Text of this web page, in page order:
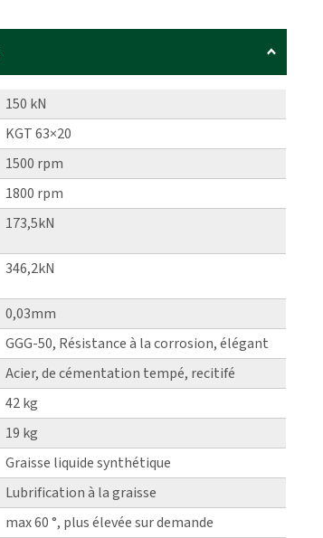
150 kN
KGT 63×20
1500 rpm
1800 rpm
173,5kN
346,2kN
0,03mm
GGG-50, Résistance à la corrosion, élégant
Acier, de cémentation tempé, recitifé
42 kg
19 kg
Graisse liquide synthétique
Lubrification à la graisse
max 60 °, plus élevée sur demande